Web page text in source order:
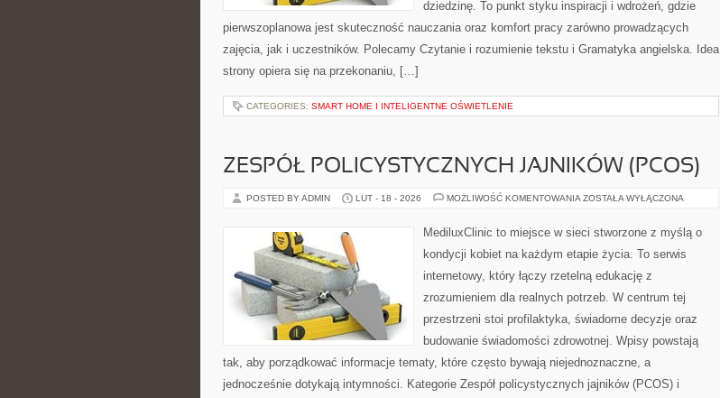
dziedzinę. To punkt styku inspiracji i wdrożeń, gdzie
pierwszoplanowa jest skuteczność nauczania oraz komfort pracy zarówno prowadzących
zajęcia, jak i uczestników. Polecamy Czytanie i rozumienie tekstu i Gramatyka angielska. Idea
strony opiera się na przekonaniu, […]
CATEGORIES: SMART HOME I INTELIGENTNE OŚWIETLENIE
ZESPÓŁ POLICYSTYCZNYCH JAJNIKÓW (PCOS)
POSTED BY ADMIN LUT - 18 - 2026 MOŻLIWOŚĆ KOMENTOWANIA ZESPÓŁ
(PCOS)
ZOSTAŁA WYŁĄCZONA
MediluxClinic to miejsce w sieci stworzone z myślą o
kondycji kobiet na każdym etapie życia. To serwis
internetowy, który łączy rzetelną edukację z
zrozumieniem dla realnych potrzeb. W centrum tej
przestrzeni stoi profilaktyka, świadome decyzje oraz
budowanie świadomości zdrowotnej. Wpisy powstają
tak, aby porządkować informacje tematy, które często bywają niejednoznaczne, a
jednocześnie dotykają intymności. Kategorie Zespół policystycznych jajników (PCOS) i